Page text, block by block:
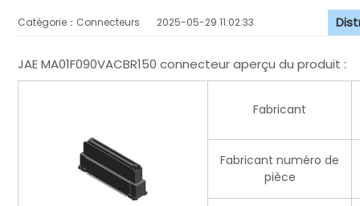
Catégorie：Connecteurs 2025-05-29 11:02:33
JAE MA01F090VACBR150 connecteur aperçu du produit :
Fabricant
Fabricant numéro de
pièce